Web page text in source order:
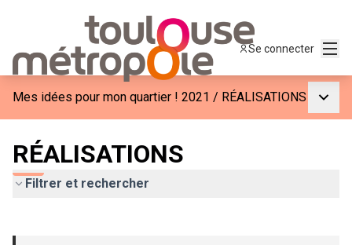
Se connecter
Mes idées pour mon quartier ! 2021 / RÉALISATIONS
RÉALISATIONS
Filtrer et rechercher